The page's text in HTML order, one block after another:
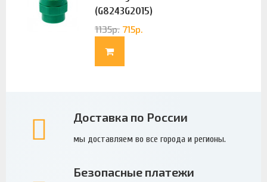
(G8243G2015)
1135р. 715р.
Доставка по России
мы доставляем во все города и регионы.
Безопасные платежи